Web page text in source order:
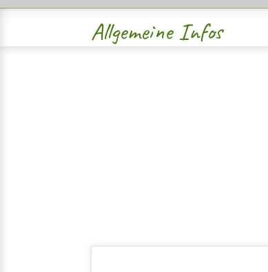
Allgemeine Infos